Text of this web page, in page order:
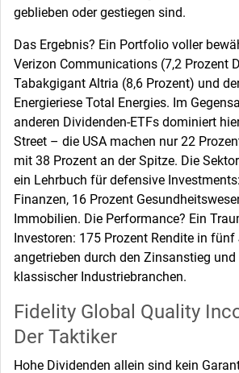
geblieben oder gestiegen sind.
Das Ergebnis? Ein Portfolio voller
Verizon Communications (7,2 Prozent
Tabakgigant Altria (8,6 Prozent) und
Energieriese Total Energies. Im
anderen Dividenden-ETFs dominiert
Street – die USA machen nur 22
mit 38 Prozent an der Spitze. Die
ein Lehrbuch für defensive
Finanzen, 16 Prozent
Immobilien. Die Performance? Ein
Investoren: 175 Prozent Rendite in fünf
angetrieben durch den Zinsanstieg
klassischer Industriebranchen.
Fidelity Global Quality
Der Taktiker
Hohe Dividenden allein sind kein